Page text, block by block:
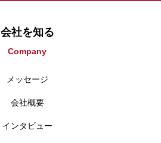
会社を知る
Company
メッセージ
会社概要
インタビュー